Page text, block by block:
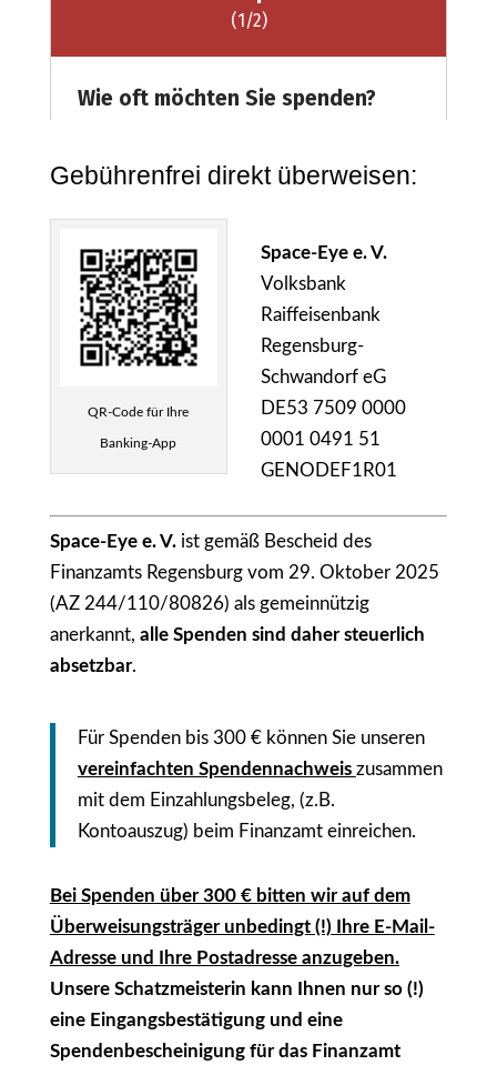
Gebührenfrei direkt überweisen:
QR-Code für Ihre
Banking-App
​Space-Eye e. V.
Volksbank
Raiffeisenbank
Regensburg-
Schwandorf eG
DE53 7509 0000
0001 0491 51
GENODEF1R01
Space-Eye e. V.ist gemäß Bescheid des
Finanzamts Regensburg vom 29. Oktober 2025
(AZ 244/110/80826) als gemeinnützig
anerkannt, alle Spenden sind daher steuerlich
absetzbar.
Für Spenden bis 300 € können Sie unseren
vereinfachten Spendennachweis zusammen
mit dem Einzahlungsbeleg, (z.B.
Kontoauszug) beim Finanzamt einreichen.
Bei Spenden über 300 € bitten wir auf dem
Überweisungsträger unbedingt (!) Ihre E-Mail-
Adresse und Ihre Postadresse anzugeben.
Unsere Schatzmeisterin kann Ihnen nur so (!)
eine Eingangsbestätigung und eine
Spendenbescheinigung für das Finanzamt